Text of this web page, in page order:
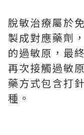
脫敏治療屬於
製成對應藥劑
的過敏原，最
再次接觸過敏
藥方式包含打
種。